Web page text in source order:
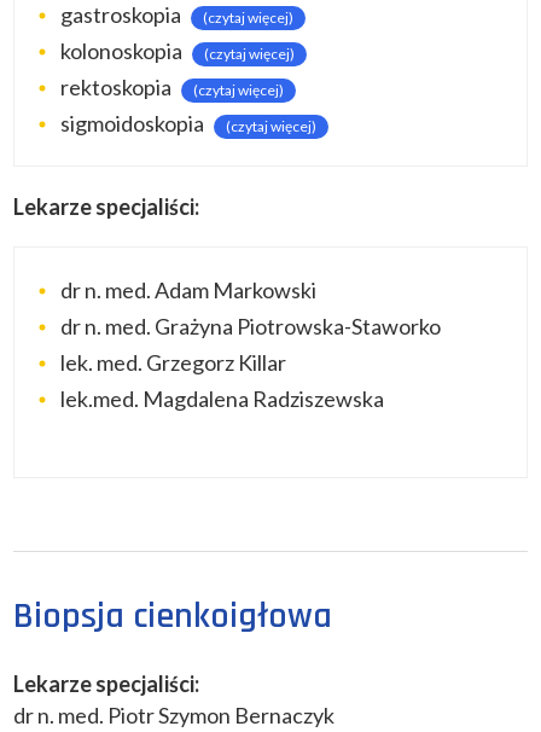
gastroskopia (czytaj więcej)
kolonoskopia (czytaj więcej)
rektoskopia (czytaj więcej)
sigmoidoskopia (czytaj więcej)
Lekarze specjaliści:
dr n. med. Adam Markowski
dr n. med. Grażyna Piotrowska-Staworko
lek. med. Grzegorz Killar
lek.med. Magdalena Radziszewska
Biopsja cienkoigłowa
Lekarze specjaliści:
dr n. med. Piotr Szymon Bernaczyk